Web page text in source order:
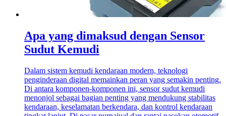
Apa yang dimaksud dengan Sensor
Sudut Kemudi
Dalam sistem kemudi kendaraan modern, teknologi
penginderaan digital memainkan peran yang semakin penting.
Di antara komponen-komponen ini, sensor sudut kemudi
menonjol sebagai bagian penting yang mendukung stabilitas
kendaraan, keselamatan berkendara, dan kontrol kendaraan